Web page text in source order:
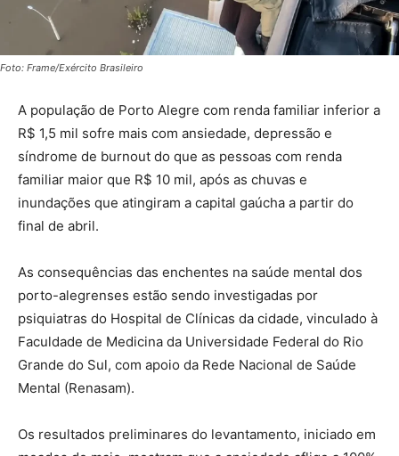
Foto: Frame/Exército Brasileiro
A população de Porto Alegre com renda familiar inferior a
R$ 1,5 mil sofre mais com ansiedade, depressão e
síndrome de burnout do que as pessoas com renda
familiar maior que R$ 10 mil, após as chuvas e
inundações que atingiram a capital gaúcha a partir do
final de abril.
As consequências das enchentes na saúde mental dos
porto-alegrenses estão sendo investigadas por
psiquiatras do Hospital de Clínicas da cidade, vinculado à
Faculdade de Medicina da Universidade Federal do Rio
Grande do Sul, com apoio da Rede Nacional de Saúde
Mental (Renasam).
Os resultados preliminares do levantamento, iniciado em